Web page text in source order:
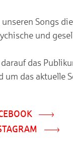
Songs
und
das
um das aktuelle